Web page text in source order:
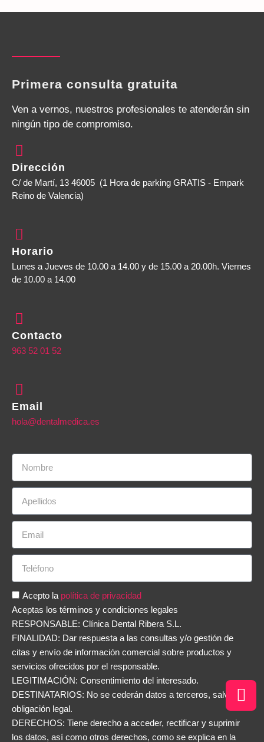
Primera consulta gratuita
Ven a vernos, nuestros profesionales te atenderán sin
ningún tipo de compromiso.
Dirección
C/ de Martí, 13 46005 (1 Hora de parking GRATIS - Empark
Reino de Valencia)
Horario
Lunes a Jueves de 10.00 a 14.00 y de 15.00 a 20.00h. Viernes
de 10.00 a 14.00
Contacto
963 52 01 52
Email
hola@dentalmedica.es
Acepto la política de privacidad
Aceptas los términos y condiciones legales
RESPONSABLE: Clínica Dental Ribera S.L.
FINALIDAD: Dar respuesta a las consultas y/o gestión de
citas y envío de información comercial sobre productos y
servicios ofrecidos por el responsable.
LEGITIMACIÓN: Consentimiento del interesado.
DESTINATARIOS: No se cederán datos a terceros, salvo
obligación legal.
DERECHOS: Tiene derecho a acceder, rectificar y suprimir
los datos, así como otros derechos, como se explica en la